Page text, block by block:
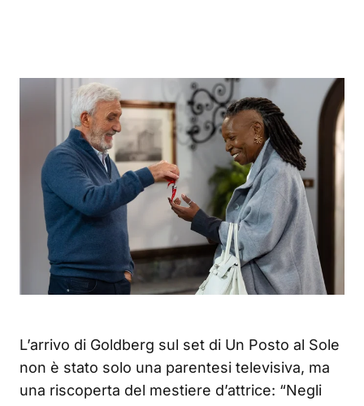
L’arrivo di Goldberg sul set di Un Posto al Sole
non è stato solo una parentesi televisiva, ma
una riscoperta del mestiere d’attrice: “Negli